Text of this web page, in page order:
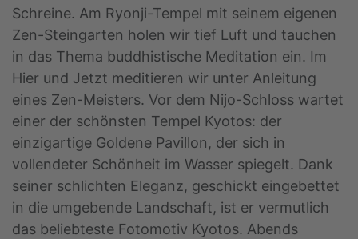
Schreine. Am Ryonji-Tempel mit seinem eigenen
Zen-Steingarten holen wir tief Luft und tauchen
in das Thema buddhistische Meditation ein. Im
Hier und Jetzt meditieren wir unter Anleitung
eines Zen-Meisters. Vor dem Nijo-Schloss wartet
einer der schönsten Tempel Kyotos: der
einzigartige Goldene Pavillon, der sich in
vollendeter Schönheit im Wasser spiegelt. Dank
seiner schlichten Eleganz, geschickt eingebettet
in die umgebende Landschaft, ist er vermutlich
das beliebteste Fotomotiv Kyotos. Abends